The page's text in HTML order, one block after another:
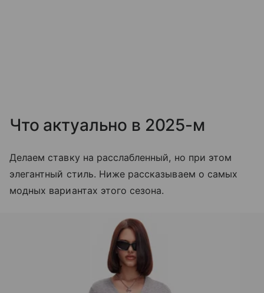
Что актуально в 2025-м
Делаем ставку на расслабленный, но при этом
элегантный стиль. Ниже рассказываем о самых
модных вариантах этого сезона.